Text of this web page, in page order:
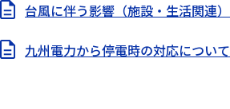
台風に伴う影響（施設・生活関連）
九州電力から停電時の対応について